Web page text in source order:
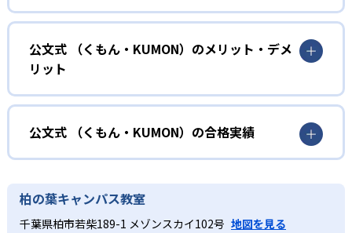
確実に100点が取れるレベルから少しずつ難易度を上げてい
しさを経験できる。
ルステップで進んでいけるよう工夫されている。このスタ
イルは子どもの学習意欲をかき立てるため、教えてもらう
という受け身の姿勢ではなく、自ら進んで学ぶ姿勢を身に
つけられるだろう。
また、自学学習スタイルで学ぶ子どもたちは、自らの学習
課題に気がつくようになる。学年を超えた範囲も学習でき
幼児
小学校に入る準備をしたい幼児向け
KUMONでは細かいステップに分かれた教材で、わかる楽し
さを経験しながら無理なく力を高めていける。
性格や学習への取り組み姿勢に合わせて内容も調整するた
め、小学校に入ってもつまずきにくい学力を身につけられ
るだろう。
中学に向けて苦手教科を克服したい子ども向け
KUMONでは経験豊富な先生が、子どものやる気を引き出せ
公文式 （くもん・KUMON）のメリット・デメ
リット
どんなメリットがある？
KUMONでは自学自習スタイルで勉強するため、集中力や目
標に向かって頑張りやり抜く力を育むことができる。ま
た、年齢や学年にとらわれずに自分の学力に相応したレベ
ルから学習できるため、難しすぎてやる気を損ねたり、簡
単すぎて退屈することもない。
どんなデメリットがある？
公文式 （くもん・KUMON）の合格実績
KUMONは、公式サイトでは合格実績は公開していない。志
わせたい。
柏の葉キャンパス教室
千葉県柏市若柴189-1 メゾンスカイ102号 地図を見る